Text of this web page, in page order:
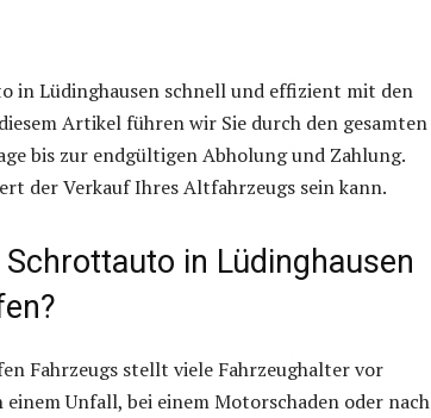
in Lüdinghausen schnell und effizient mit den
Artikel führen wir Sie durch den gesamten
bis zur endgültigen Abholung und Zahlung.
der Verkauf Ihres Altfahrzeugs sein kann.
in Lüdinghausen
Fahrzeugs stellt viele Fahrzeughalter vor
Unfall, bei einem Motorschaden oder nach